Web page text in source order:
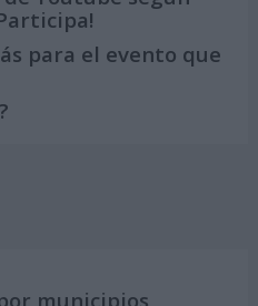
para el evento que
municipios